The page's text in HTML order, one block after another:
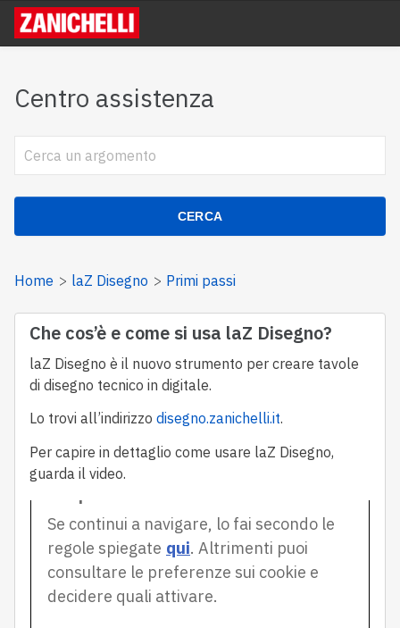
Centro assistenza
CERCA
Home laZ Disegno Primi passi
Che cos’è e come si usa laZ Disegno?
laZ Disegno è il nuovo strumento per creare tavole
di disegno tecnico in digitale.
Lo trovi all’indirizzo disegno.zanichelli.it.
Per capire in dettaglio come usare laZ Disegno,
guarda il video.